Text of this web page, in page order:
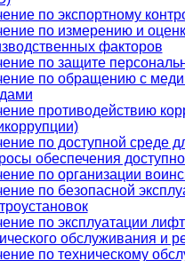
по экспортному
по измерению и
факторов
по защите
по обращению с
противодействию
по доступной среде
обеспечения
по организации
по безопасной
по эксплуатации
обслуживания и
по техническому